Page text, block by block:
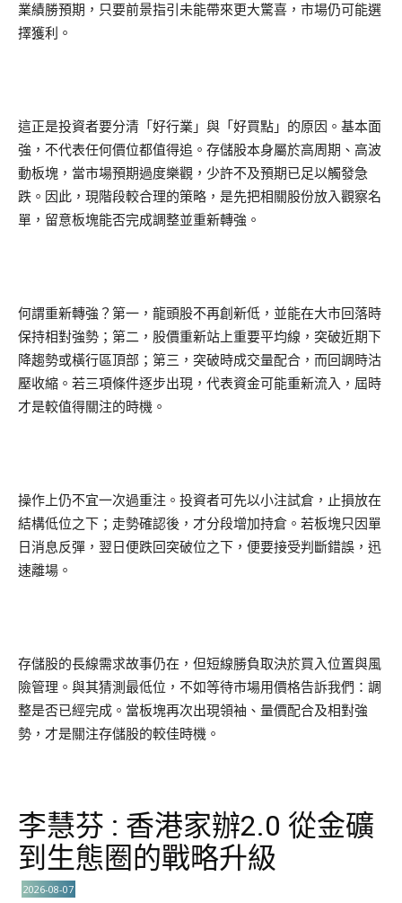
業績勝預期，只要前景指引未能帶來更大驚喜，市場仍可能選
擇獲利。
這正是投資者要分清「好行業」與「好買點」的原因。基本面
強，不代表任何價位都值得追。存儲股本身屬於高周期、高波
動板塊，當市場預期過度樂觀，少許不及預期已足以觸發急
跌。因此，現階段較合理的策略，是先把相關股份放入觀察名
單，留意板塊能否完成調整並重新轉強。
何謂重新轉強？第一，龍頭股不再創新低，並能在大市回落時
保持相對強勢；第二，股價重新站上重要平均線，突破近期下
降趨勢或橫行區頂部；第三，突破時成交量配合，而回調時沽
壓收縮。若三項條件逐步出現，代表資金可能重新流入，屆時
才是較值得關注的時機。
操作上仍不宜一次過重注。投資者可先以小注試倉，止損放在
結構低位之下；走勢確認後，才分段增加持倉。若板塊只因單
日消息反彈，翌日便跌回突破位之下，便要接受判斷錯誤，迅
速離場。
存儲股的長線需求故事仍在，但短線勝負取決於買入位置與風
險管理。與其猜測最低位，不如等待市場用價格告訴我們：調
整是否已經完成。當板塊再次出現領袖、量價配合及相對強
勢，才是關注存儲股的較佳時機。
李慧芬 : 香港家辦2.0 從金礦
到生態圈的戰略升級
2026-08-07